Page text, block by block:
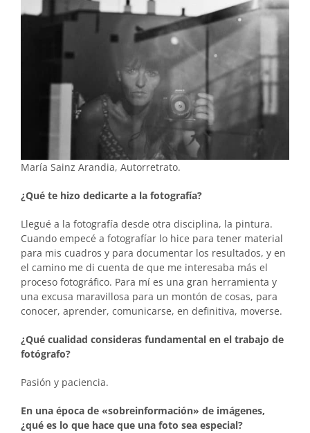
María Sainz Arandia, Autorretrato.
¿Qué te hizo dedicarte a la fotografía?
Llegué a la fotografía desde otra disciplina, la pintura.
Cuando empecé a fotografíar lo hice para tener material
para mis cuadros y para documentar los resultados, y en
el camino me di cuenta de que me interesaba más el
proceso fotográfico. Para mí es una gran herramienta y
una excusa maravillosa para un montón de cosas, para
conocer, aprender, comunicarse, en definitiva, moverse.
¿Qué cualidad consideras fundamental en el trabajo de
fotógrafo?
Pasión y paciencia.
En una época de «sobreinformación» de imágenes,
¿qué es lo que hace que una foto sea especial?